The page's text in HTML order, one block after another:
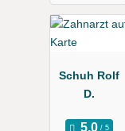
Schuh Rolf
D.